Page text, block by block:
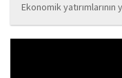
Ekonomik
de önem veren
yapımına katkı
tamamlanan ve yapımı